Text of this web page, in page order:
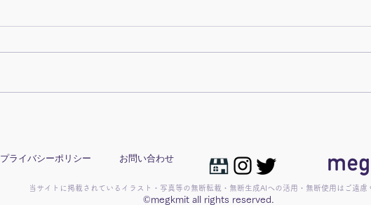
プライバシーポリシー お問い合わせ
当サイトに掲載されているイラスト・写真等の無断転載・無断生成AIへの活用・無断使用はご遠慮
©megkmit all rights reserved.